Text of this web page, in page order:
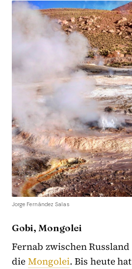
Jorge Fernández Salas
Gobi, Mongolei
Fernab zwischen
dieMongolei. Bis heute